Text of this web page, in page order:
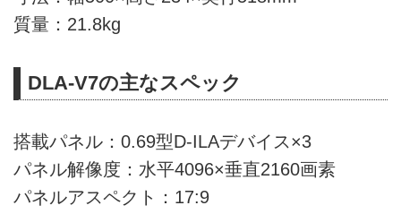
質量：21.8kg
DLA-V7の主なスペック
搭載パネル：0.69型D-ILAデバイス×3
パネル解像度：水平4096×垂直2160画素
パネルアスペクト：17:9